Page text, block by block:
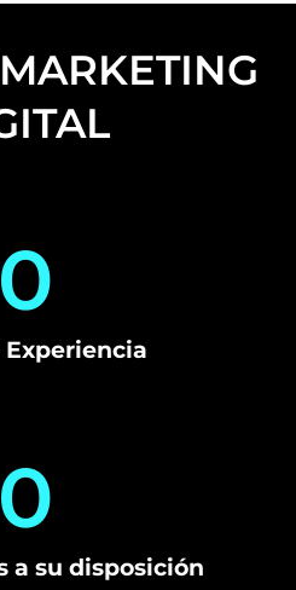
Experiencia
0
a su disposición
0